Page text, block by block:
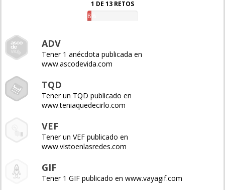
1 DE 13 RETOS
8%
ADV
Tener 1 anécdota publicada en
www.ascodevida.com
TQD
Tener un TQD publicado en
www.teniaquedecirlo.com
VEF
Tener un VEF publicado en
www.vistoenlasredes.com
GIF
Tener 1 GIF publicado en www.vayagif.com